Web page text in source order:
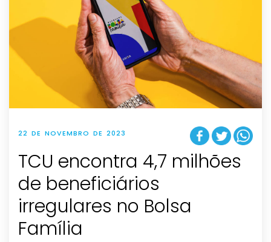
22 DE NOVEMBRO DE 2023
TCU encontra 4,7 milhões
de beneficiários
irregulares no Bolsa
Família